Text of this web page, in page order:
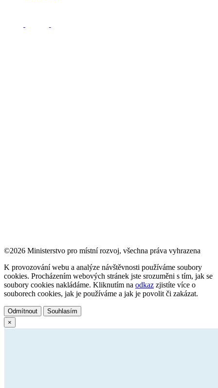
©2026 Ministerstvo pro místní rozvoj, všechna práva vyhrazena
K provozování webu a analýze návštěvnosti používáme soubory
cookies. Procházením webových stránek jste srozuměni s tím, jak se
soubory cookies nakládáme. Kliknutím na odkaz zjistíte více o
souborech cookies, jak je používáme a jak je povolit či zakázat.
Odmítnout
Souhlasím
×